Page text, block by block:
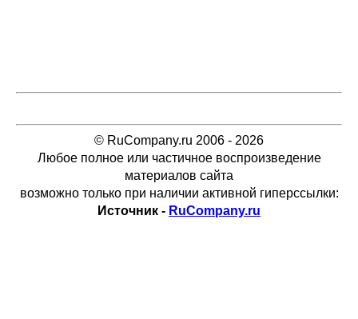
© RuCompany.ru 2006 - 2026
Любое полное или частичное воспроизведение
материалов сайта
возможно только при наличии активной гиперссылки:
Источник - RuCompany.ru